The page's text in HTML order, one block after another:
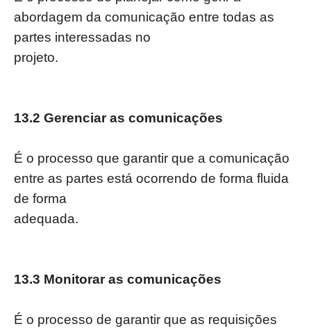
abordagem da comunicação entre todas as
partes interessadas no
projeto.
13.2 Gerenciar as comunicações
É o processo que garantir que a comunicação
entre as partes está ocorrendo de forma fluida
de forma
adequada.
13.3 Monitorar as comunicações
É o processo de garantir que as requisições